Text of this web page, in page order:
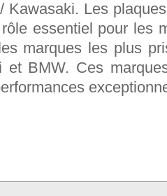
Kawasaki. Les
essentiel pour les
marques les plus
et BMW. Ces